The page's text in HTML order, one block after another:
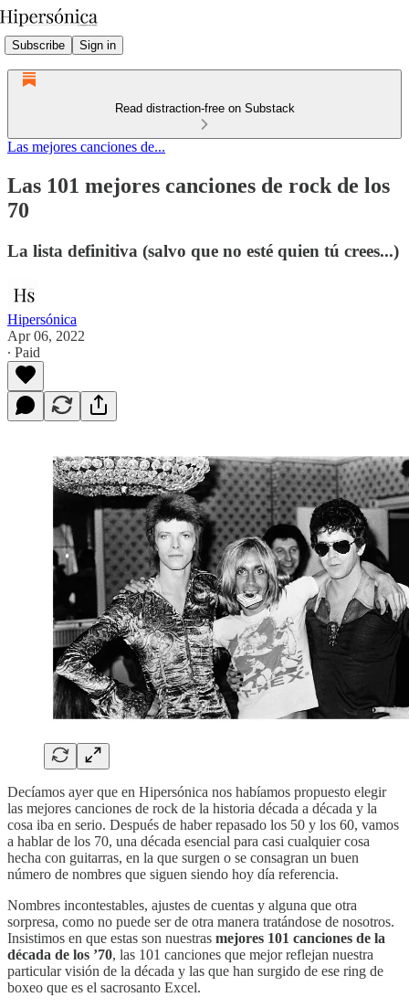
Subscribe Sign in
Read distraction-free on Substack
Las mejores canciones de...
Las 101 mejores canciones de rock de los
70
La lista definitiva (salvo que no esté quien tú crees...)
Hipersónica
Apr 06, 2022
∙ Paid
Decíamos ayer que en Hipersónica nos habíamos propuesto elegir
las mejores canciones de rock de la historia década a década y la
cosa iba en serio. Después de haber repasado los 50 y los 60, vamos
a hablar de los 70, una década esencial para casi cualquier cosa
hecha con guitarras, en la que surgen o se consagran un buen
número de nombres que siguen siendo hoy día referencia.
Nombres incontestables, ajustes de cuentas y alguna que otra
sorpresa, como no puede ser de otra manera tratándose de nosotros.
Insistimos en que estas son nuestras mejores 101 canciones de la
década de los ’70, las 101 canciones que mejor reflejan nuestra
particular visión de la década y las que han surgido de ese ring de
boxeo que es el sacrosanto Excel.